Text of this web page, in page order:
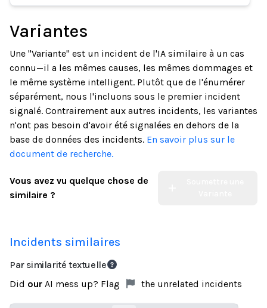
Variantes
Une "Variante" est un incident de l'IA similaire à un cas
connu—il a les mêmes causes, les mêmes dommages et
le même système intelligent. Plutôt que de l'énumérer
séparément, nous l'incluons sous le premier incident
signalé. Contrairement aux autres incidents, les variantes
n'ont pas besoin d'avoir été signalées en dehors de la
base de données des incidents. En savoir plus sur le
document de recherche.
Vous avez vu quelque chose de
similaire ?
Incidents similaires
Par similarité textuelle
Did our AI mess up? Flag the unrelated incidents